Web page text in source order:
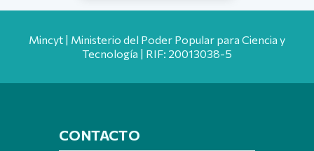
Mincyt | Ministerio del Poder Popular para Ciencia y
Tecnología | RIF: 20013038-5
CONTACTO